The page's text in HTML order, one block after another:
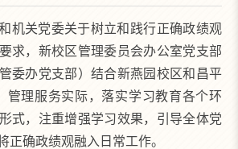
机关党委关于树立和践行正确政绩观
求，新校区管理委员会办公室党支部
委办党支部）结合新燕园校区和昌平
管理服务实际，落实学习教育各个环
式，注重增强学习效果，引导全体党
正确政绩观融入日常工作。